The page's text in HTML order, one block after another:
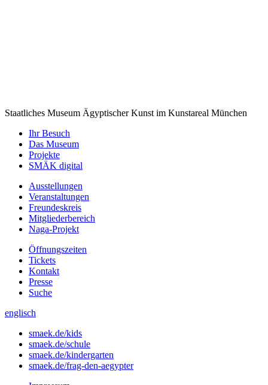
Staatliches Museum Ägyptischer Kunst im Kunstareal München
Ihr Besuch
Das Museum
Projekte
SMÄK digital
Ausstellungen
Veranstaltungen
Freundeskreis
Mitgliederbereich
Naga-Projekt
Öffnungszeiten
Tickets
Kontakt
Presse
Suche
englisch
smaek.de/kids
smaek.de/schule
smaek.de/kindergarten
smaek.de/frag-den-aegypter